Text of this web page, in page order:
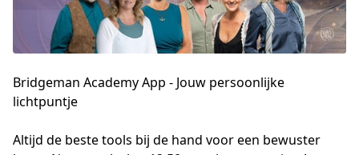
Bridgeman Academy App - Jouw persoonlijke
lichtpuntje
Altijd de beste tools bij de hand voor een bewuster